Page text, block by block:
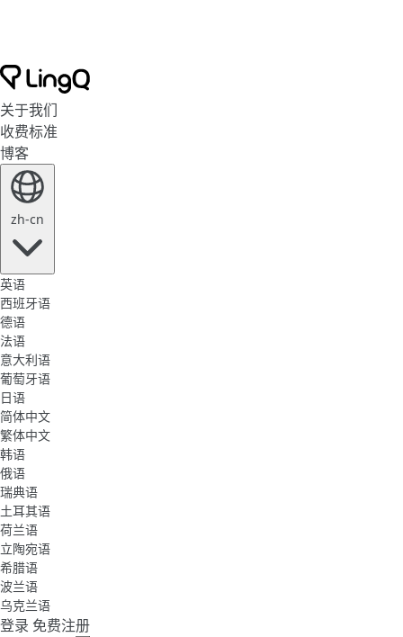
关于我们
收费标准
博客
zh-cn
英语
西班牙语
德语
法语
意大利语
葡萄牙语
日语
简体中文
繁体中文
韩语
俄语
瑞典语
土耳其语
荷兰语
立陶宛语
希腊语
波兰语
乌克兰语
登录 免费注册